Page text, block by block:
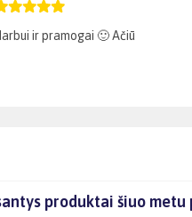
ir pramogai 🙂 Ačiū
produktai šiuo